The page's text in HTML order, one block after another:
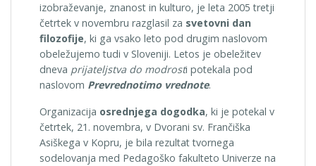
izobraževanje, znanost in kulturo, je leta 2005 tretji
četrtek v novembru razglasil za svetovni dan
filozofije, ki ga vsako leto pod drugim naslovom
obeležujemo tudi v Sloveniji. Letos je obeležitev
dneva prijateljstva do modrosti potekala pod
naslovom Prevrednotimo vrednote.
Organizacija osrednjega dogodka, ki je potekal v
četrtek, 21. novembra, v Dvorani sv. Frančiška
Asiškega v Kopru, je bila rezultat tvornega
sodelovanja med Pedagoško fakulteto Univerze na